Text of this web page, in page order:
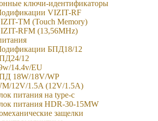
ключи-идентификаторы
VIZIT-RF
TM (Touch Memory)
RFM (13,56MHz)
БПД18/12
12
14.4v/EU
18W/18V/WP
12V/1.5A (12V/1.5A)
питания на type-c
питания HDR-30-15MW
защелки